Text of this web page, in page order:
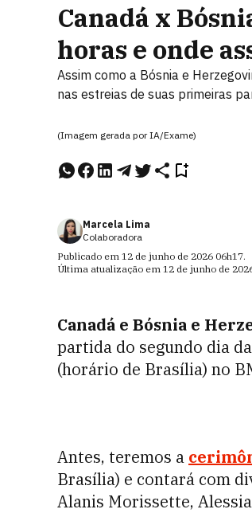
Canadá x
horas e onde
Assim como a Bósnia e
nas estreias de suas primeiras
(Imagem gerada por IA/Exame)
Marcela Lima
Colaboradora
Publicado em 12 de junho de 2026 06h17.
Última atualização em 12 de junho de
Canadá e Bósnia e
partida do segundo dia da
(horário de Brasília) no
Antes, teremos a
Brasília) e contará com
Alanis Morissette,